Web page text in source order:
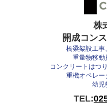
株
開成コン
橋梁架設工事
重量物移動
コンクリートはつ
重機オペレー
幼児
TEL: